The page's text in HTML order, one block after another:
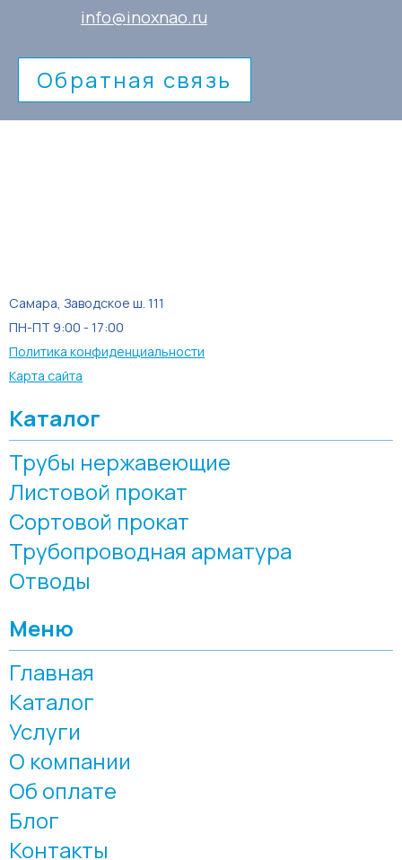
info@inoxnao.ru
Обратная связь
Самара, Заводское ш. 111
ПН-ПТ 9:00 - 17:00
Политика конфиденциальности
Карта сайта
Каталог
Трубы нержавеющие
Листовой прокат
Сортовой прокат
Трубопроводная арматура
Отводы
Меню
Главная
Каталог
Услуги
О компании
Об оплате
Блог
Контакты